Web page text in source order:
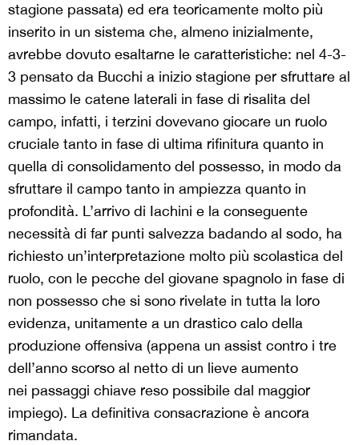
stagione passata) ed era teoricamente molto più
inserito in un sistema che, almeno inizialmente,
avrebbe dovuto esaltarne le caratteristiche: nel 4-3-
3 pensato da Bucchi a inizio stagione per sfruttare al
massimo le catene laterali in fase di risalita del
campo, infatti, i terzini dovevano giocare un ruolo
cruciale tanto in fase di ultima rifinitura quanto in
quella di consolidamento del possesso, in modo da
sfruttare il campo tanto in ampiezza quanto in
profondità. L’arrivo di Iachini e la conseguente
necessità di far punti salvezza badando al sodo, ha
richiesto un’interpretazione molto più scolastica del
ruolo, con le pecche del giovane spagnolo in fase di
non possesso che si sono rivelate in tutta la loro
evidenza, unitamente a un drastico calo della
produzione offensiva (appena un assist contro i tre
dell’anno scorso al netto di un lieve aumento
nei passaggi chiave reso possibile dal maggior
impiego). La definitiva consacrazione è ancora
rimandata.